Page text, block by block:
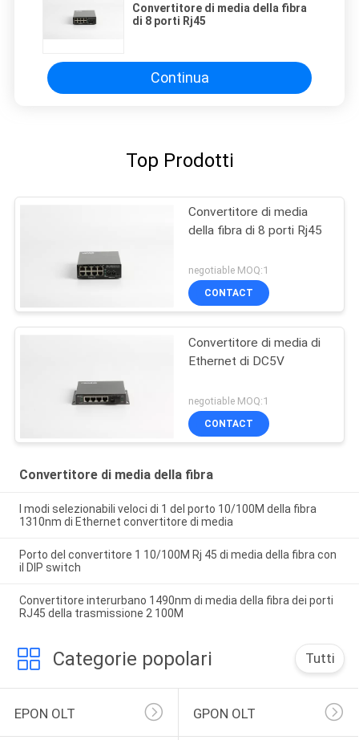
Convertitore di media della fibra
di 8 porti Rj45
Continua
Top Prodotti
Convertitore di media
della fibra di 8 porti Rj45
negotiable MOQ:1
CONTACT
Convertitore di media di
Ethernet di DC5V
negotiable MOQ:1
CONTACT
Convertitore di media della fibra
I modi selezionabili veloci di 1 del porto 10/100M della fibra
1310nm di Ethernet convertitore di media
Porto del convertitore 1 10/100M Rj 45 di media della fibra con
il DIP switch
Convertitore interurbano 1490nm di media della fibra dei porti
RJ45 della trasmissione 2 100M
Categorie popolari Tutti
EPON OLT GPON OLT